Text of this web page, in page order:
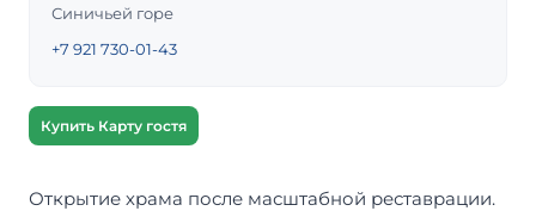
Синичьей горе
+7 921 730-01-43
Купить Карту гостя
Открытие храма после масштабной реставрации.